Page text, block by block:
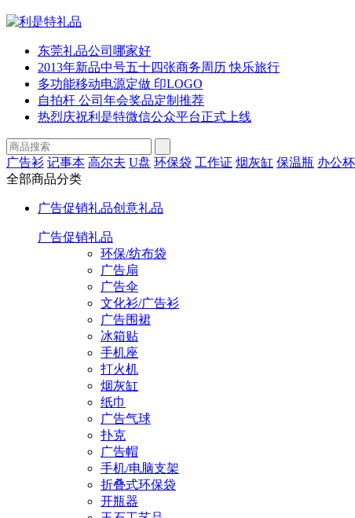
东莞礼品公司哪家好
2013年新品中号五十四张商务周历 快乐旅行
多功能移动电源定做 印LOGO
自拍杆 公司年会奖品定制推荐
热烈庆祝利是特微信公众平台正式上线
广告衫 记事本 高尔夫 U盘 环保袋 工作证 烟灰缸 保温瓶 办公杯
全部商品分类
广告促销礼品创意礼品
广告促销礼品
环保/纺布袋
广告扇
广告伞
文化衫/广告衫
广告围裙
冰箱贴
手机座
打火机
烟灰缸
纸巾
广告气球
扑克
广告帽
手机/电脑支架
折叠式环保袋
开瓶器